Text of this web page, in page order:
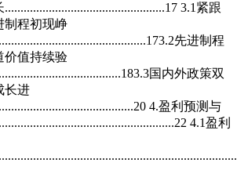
3.1紧跟
制程初现峥
先进制程
价值持续验
国内外政策双
长进
4.盈利预测与
4.1盈利